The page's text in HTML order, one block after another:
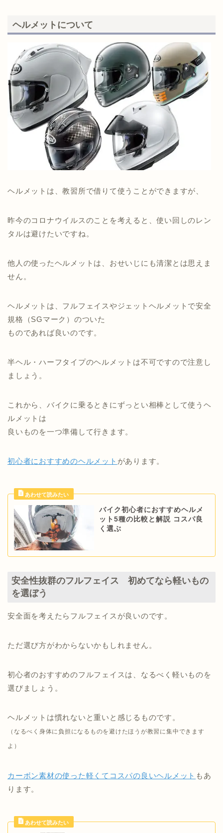
ヘルメットについて
ヘルメットは、教習所で借りて使うことができますが、
昨今のコロナウイルスのことを考えると、使い回しのレン
タルは避けたいですね。
他人の使ったヘルメットは、おせいじにも清潔とは思えま
せん。
ヘルメットは、フルフェイスやジェットヘルメットで安全
規格（SGマーク）のついた
ものであれば良いのです。
半ヘル・ハーフタイプのヘルメットは不可ですので注意し
ましょう。
これから、バイクに乗るときにずっとい相棒として使うヘ
ルメットは
良いものを一つ準備して行きます。
初心者におすすめのヘルメット があります。
バイク初心者におすすめヘルメ
ット5種の比較と解説 コスパ良
く選ぶ
安全性抜群のフルフェイス 初めてなら軽いもの
を選ぼう
安全面を考えたらフルフェイスが良いのです。
ただ選び方がわからないかもしれません。
初心者のおすすめのフルフェイスは、なるべく軽いものを
選びましょう。
ヘルメットは慣れないと重いと感じるものです。
（なるべく身体に負担になるものを避けたほうが教習に集中できます
よ）
カーボン素材の使った軽くてコスパの良いヘルメット もあ
ります。